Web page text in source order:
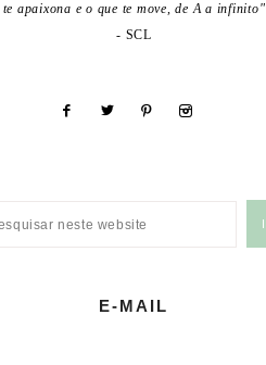
te apaixona e o que te move, de A a infinito"
- SCL
E-MAIL